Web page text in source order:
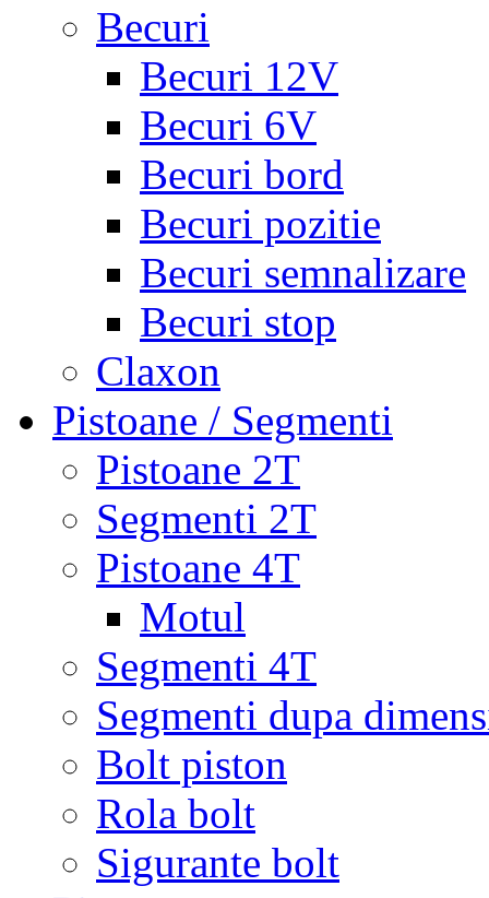
Becuri
Becuri 12V
Becuri 6V
Becuri bord
Becuri pozitie
Becuri semnalizare
Becuri stop
Claxon
Pistoane / Segmenti
Pistoane 2T
Segmenti 2T
Pistoane 4T
Motul
Segmenti 4T
Segmenti dupa
Bolt piston
Rola bolt
Sigurante bolt